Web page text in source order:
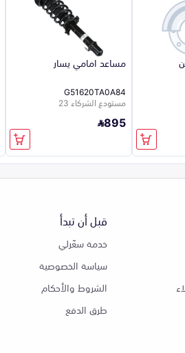
مساعد امامي يسار
G51620TA0A84
مستودع الشركاء 23
895
قبل أن تبدأ
خدمة سعّرلي
سياسة الخصوصية
الشروط والأحكام
طرق الدفع